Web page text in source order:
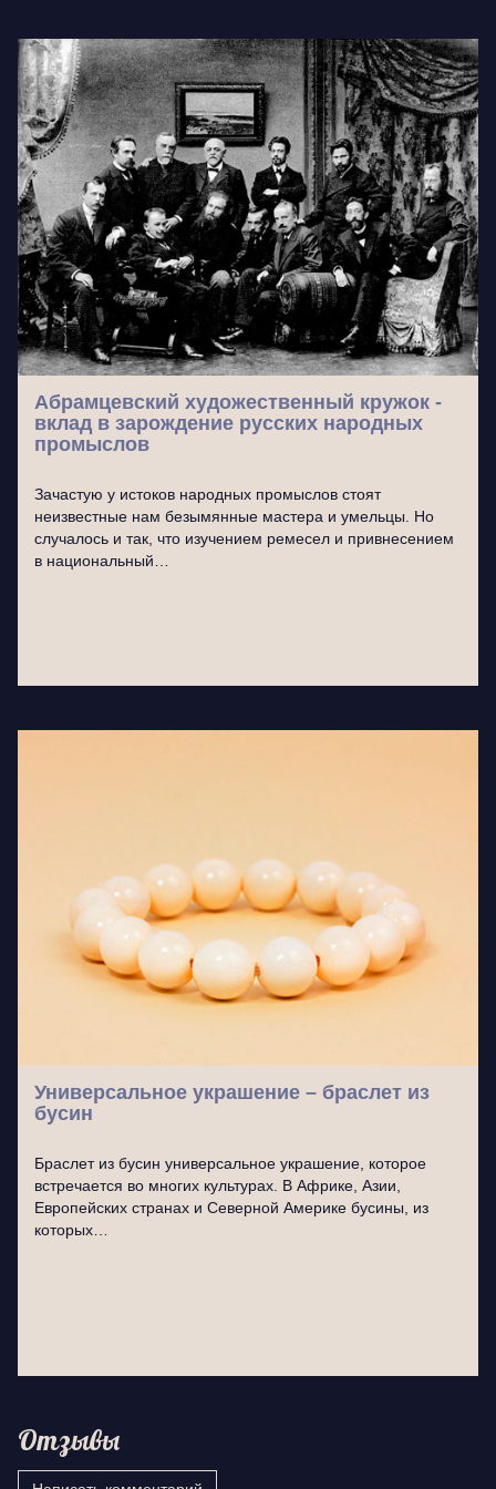
Абрамцевский художественный кружок -
вклад в зарождение русских народных
промыслов
Зачастую у истоков народных промыслов стоят
неизвестные нам безымянные мастера и умельцы. Но
случалось и так, что изучением ремесел и привнесением
в национальный…
Универсальное украшение – браслет из
бусин
Браслет из бусин универсальное украшение, которое
встречается во многих культурах. В Африке, Азии,
Европейских странах и Северной Америке бусины, из
которых…
Отзывы